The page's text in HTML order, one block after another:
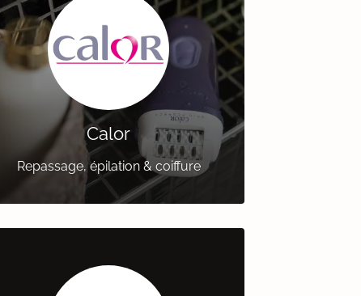
Calor
Repassage, épilation & coiffure